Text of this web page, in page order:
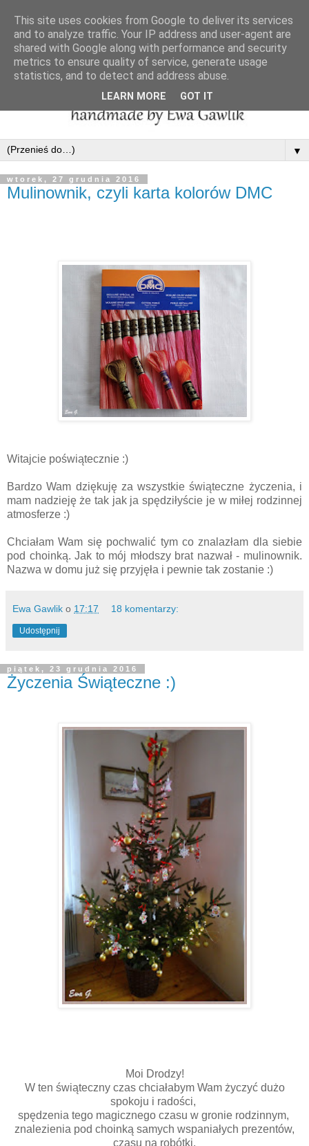
▼
wtorek, 27 grudnia 2016
Mulinownik, czyli karta kolorów DMC
Witajcie poświątecznie :)
Bardzo Wam dziękuję za wszystkie świąteczne życzenia, i
mam nadzieję że tak jak ja spędziłyście je w miłej rodzinnej
atmosferze :)
Chciałam Wam się pochwalić tym co znalazłam dla siebie
pod choinką. Jak to mój młodszy brat nazwał - mulinownik.
Nazwa w domu już się przyjęła i pewnie tak zostanie :)
Ewa Gawlik o 17:17 18 komentarzy:
Udostępnij
piątek, 23 grudnia 2016
Życzenia Świąteczne :)
Moi Drodzy!
W ten świąteczny czas chciałabym Wam życzyć dużo
spokoju i radości,
spędzenia tego magicznego czasu w gronie rodzinnym,
znalezienia pod choinką samych wspaniałych prezentów,
czasu na robótki,
This site uses cookies from Google to deliver its services
and to analyze traffic. Your IP address and user-agent are
shared with Google along with performance and security
metrics to ensure quality of service, generate usage
statistics, and to detect and address abuse.
LEARN MORE GOT IT